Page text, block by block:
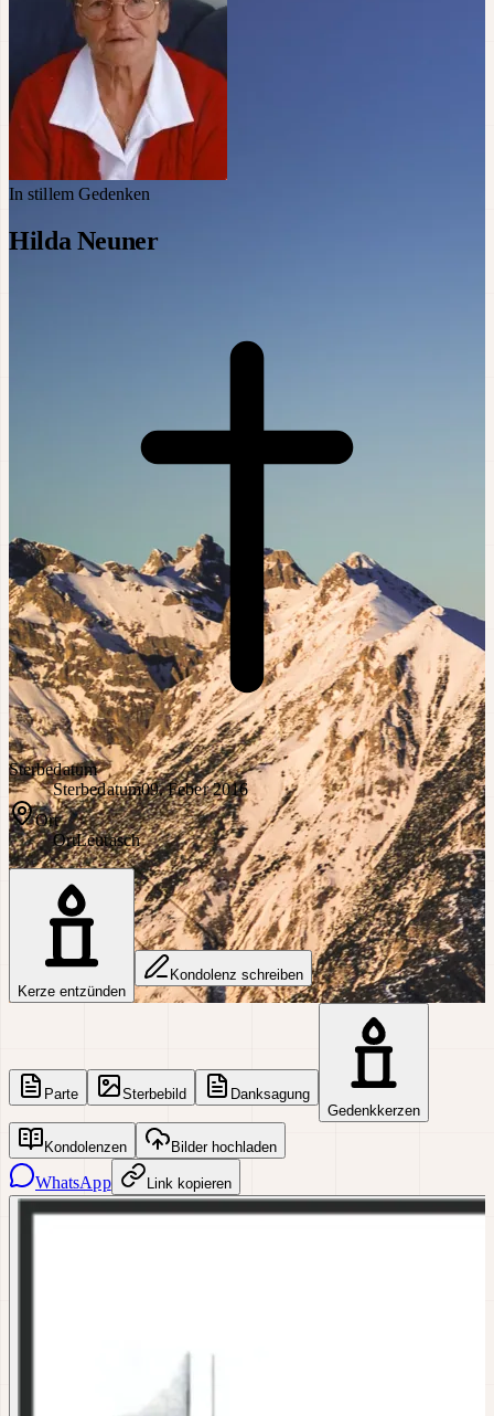
In stillem Gedenken
Hilda Neuner
Sterbedatum
Sterbedatum09. Feber 2016
Ort
OrtLeutasch
Kerze entzünden
Kondolenz schreiben
Parte Sterbebild
Danksagung
Gedenkkerzen
Kondolenzen Bilder hochladen
WhatsApp Link kopieren